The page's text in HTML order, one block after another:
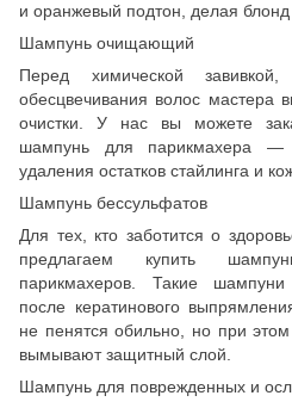
и оранжевый подтон, делая
Шампунь очищающий
Перед химической
обесцвечивания волос мастера
очистки. У нас вы можете
шампунь для парикмахера
удаления остатков стайлинга и
Шампунь бессульфатов
Для тех, кто заботится о
предлагаем купить
парикмахеров. Такие
после кератинового
не пенятся обильно, но при
вымывают защитный слой.
Шампунь для поврежденных и